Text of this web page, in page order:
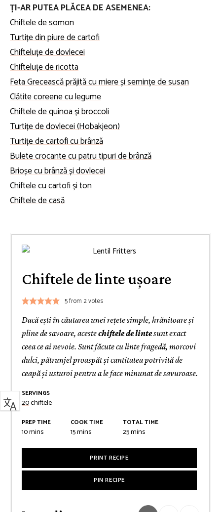
ȚI-AR PUTEA PLĂCEA DE ASEMENEA:
Chiftele de somon
Turtițe din piure de cartofi
Chifteluțe de dovlecei
Chifteluțe de ricotta
Feta Grecească prăjită cu miere și semințe de susan
Clătite coreene cu legume
Chiftele de quinoa și broccoli
Turtițe de dovlecei (Hobakjeon)
Turtițe de cartofi cu brânză
Bulete crocante cu patru tipuri de brânză
Brioșe cu brânză și dovlecei
Chiftele cu cartofi și ton
Chiftele de casă
Chiftele de linte ușoare
5from 2votes
Dacă ești în căutarea unei rețete simple, hrănitoare și
pline de savoare, acestechiftele de lintesunt exact
ceea ce ai nevoie. Sunt făcute cu linte fragedă, morcovi
dulci, pătrunjel proaspăt și cantitatea potrivită de
ceapă și usturoi pentru a le face minunat de savuroase.
SERVINGS
20chiftele
PREP TIME
10minutes
mins
COOK TIME
15minutes
mins
TOTAL TIME
25minutes
mins
PRINT RECIPE
PIN RECIPE